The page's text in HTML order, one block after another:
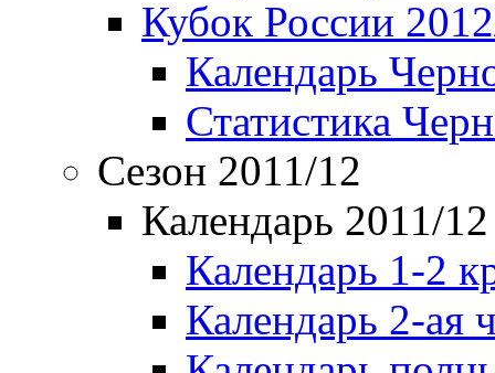
Кубок России
Календарь
Статистика
Сезон 2011/12
Календарь 2011/12
Календарь 1-2
Календарь 2-ая